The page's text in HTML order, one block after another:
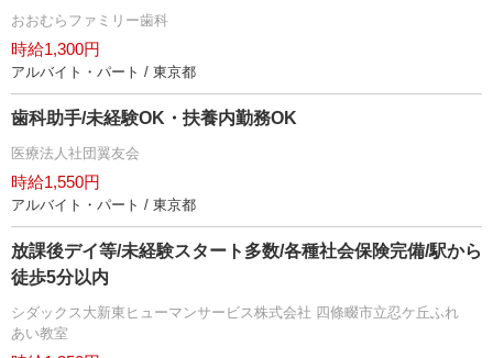
おおむらファミリー歯科
時給1,300円
アルバイト・パート / 東京都
歯科助手/未経験OK・扶養内勤務OK
医療法人社団翼友会
時給1,550円
アルバイト・パート / 東京都
放課後デイ等/未経験スタート多数/各種社会保険完備/駅から
徒歩5分以内
シダックス大新東ヒューマンサービス株式会社 四條畷市立忍ケ丘ふれ
あい教室